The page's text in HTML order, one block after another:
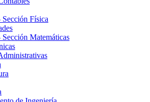
Sección Física
Sección Matemáticas